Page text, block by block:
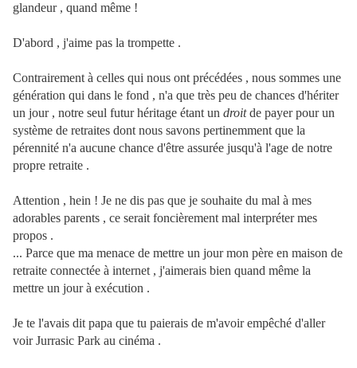
glandeur , quand même !
D'abord , j'aime pas la trompette .
Contrairement à celles qui nous ont précédées , nous sommes une
génération qui dans le fond , n'a que très peu de chances d'hériter
un jour , notre seul futur héritage étant un droitde payer pour un
système de retraites dont nous savons pertinemment que la
pérennité n'a aucune chance d'être assurée jusqu'à l'age de notre
propre retraite .
Attention , hein ! Je ne dis pas que je souhaite du mal à mes
adorables parents , ce serait foncièrement mal interpréter mes
propos .
... Parce que ma menace de mettre un jour mon père en maison de
retraite connectée à internet , j'aimerais bien quand même la
mettre un jour à exécution .
Je te l'avais dit papa que tu paierais de m'avoir empêché d'aller
voir Jurrasic Park au cinéma .